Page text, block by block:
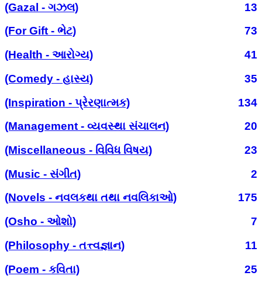
(Gazal - ગઝલ)
13
(For Gift - ભેટ)
73
(Health - આરોગ્ય)
41
(Comedy - હાસ્ય)
35
(Inspiration - પ્રેરણાત્મક)
134
(Management - વ્યવસ્થા સંચાલન)
20
(Miscellaneous - વિવિધ વિષય)
23
(Music - સંગીત)
2
(Novels - નવલકથા તથા નવલિકાઓ)
175
(Osho - ઓશો)
7
(Philosophy - તત્ત્વજ્ઞાન)
11
(Poem - કવિતા)
25